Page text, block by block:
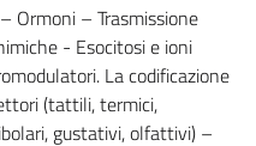
Ormoni – Trasmissione
- Esocitosi e ioni
La codificazione
(tattili, termici,
gustativi, olfattivi) –